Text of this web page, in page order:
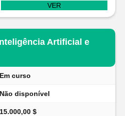
VER
Artificial e
Em curso
Não disponível
15.000,00 $